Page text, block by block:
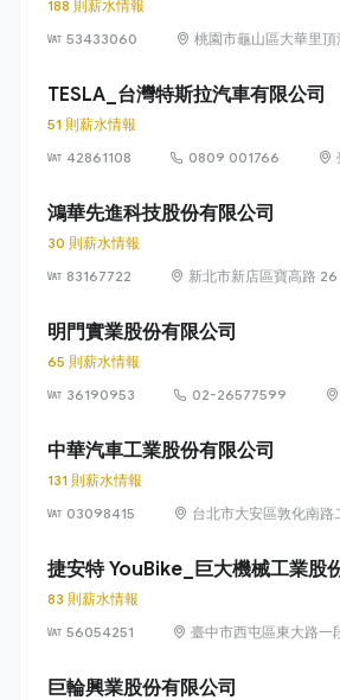
188 則薪水情報
53433060
桃園市龜山區大華里頂
TESLA_台灣特斯拉汽車有限公司
51 則薪水情報
42861108
0809 001766
鴻華先進科技股份有限公司
30 則薪水情報
83167722
新北市新店區寶高路
明門實業股份有限公司
65 則薪水情報
36190953
02-26577599
中華汽車工業股份有限公司
131 則薪水情報
03098415
台北市大安區敦化南路
捷安特 YouBike_巨大機械工業股
83 則薪水情報
56054251
臺中市西屯區東大路一
巨輪興業股份有限公司